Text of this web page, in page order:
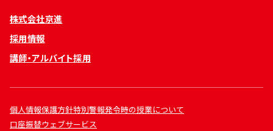
株式会社京進
採用情報
講師・アルバイト採用
個人情報保護方針特別警報発令時の授業について
口座振替ウェブサービス